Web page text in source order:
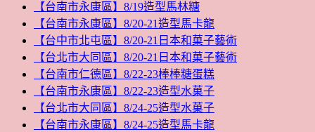
【台南市永康區】8/19造型馬林糖
【台南市永康區】8/20-21造型馬卡龍
【台中市北屯區】8/20-21日本和菓子藝術
【台北市大同區】8/20-21日本和菓子藝術
【台南市仁德區】8/22-23棒棒糖蛋糕
【台南市永康區】8/22-23造型水菓子
【台北市大同區】8/24-25造型水菓子
【台南市永康區】8/24-25造型馬卡龍